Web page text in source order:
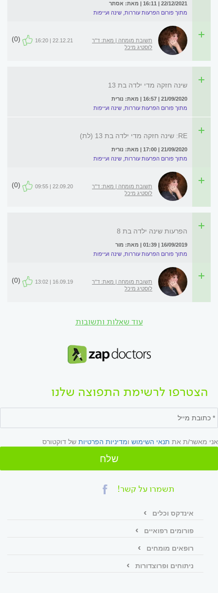
22/12/2021 | 16:11 | מאת: אסתר
מתוך פורום הפרעות עוררות, שינה ועייפות
תשובת מומחה | מאת: ד"ר
לוסטיג מיכל
22.12.21 | 16:20
(0)
שינה חזקה מדי ילדה בת 13
21/09/2020 | 16:57 | מאת: נורית
מתוך פורום הפרעות עוררות, שינה ועייפות
RE: שינה חזקה מדי ילדה בת 13 (לת)
21/09/2020 | 17:00 | מאת: נורית
מתוך פורום הפרעות עוררות, שינה ועייפות
תשובת מומחה | מאת: ד"ר
לוסטיג מיכל
22.09.20 | 09:55
(0)
הפרעות שינה ילדה בת 8
16/09/2019 | 01:39 | מאת: מור
מתוך פורום הפרעות עוררות, שינה ועייפות
תשובת מומחה | מאת: ד"ר
לוסטיג מיכל
16.09.19 | 13:02
(0)
עוד שאלות ותשובות
הצטרפו לרשימת התפוצה שלנו
אני מאשר/ת את תנאי השימוש ומדיניות הפרטיות של דוקטורס
שלח
תשמרו על קשר!
אינדקס וכלים
פורומים רפואיים
רופאים מומחים
ניתוחים ופרוצדורות